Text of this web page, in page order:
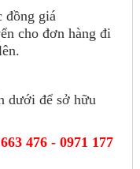
đồng giá
cho đơn hàng đi
dưới để sở hữu
476 - 0971 177